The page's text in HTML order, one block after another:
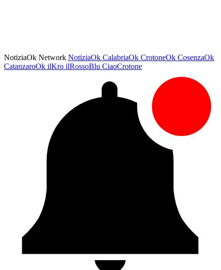
NotiziaOk Network NotiziaOk CalabriaOk CrotoneOk CosenzaOk
CatanzaroOk ilKro ilRossoBlu CiaoCrotone